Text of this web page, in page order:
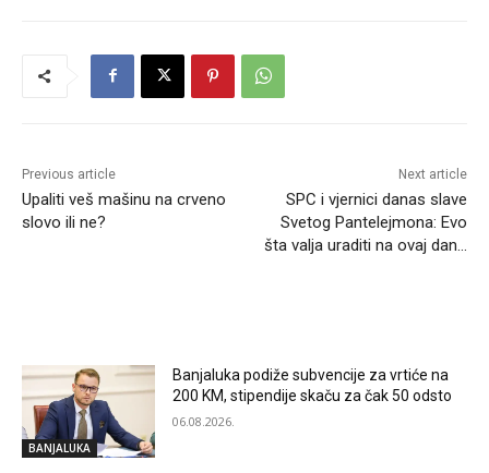
Previous article
Upaliti veš mašinu na crveno
slovo ili ne?
Next article
SPC i vjernici danas slave
Svetog Pantelejmona: Evo
šta valja uraditi na ovaj dan…
BANJALUKA
Banjaluka podiže subvencije za vrtiće na
200 KM, stipendije skaču za čak 50 odsto
06.08.2026.